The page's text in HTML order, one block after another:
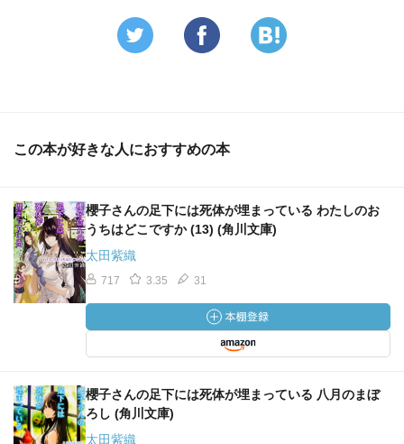
この本が好きな人におすすめの本
櫻子さんの足下には死体が埋まっている わたしのお
うちはどこですか (13) (角川文庫)
太田紫織
717 3.35 31
櫻子さんの足下には死体が埋まっている 八月のまぼ
ろし (角川文庫)
太田紫織